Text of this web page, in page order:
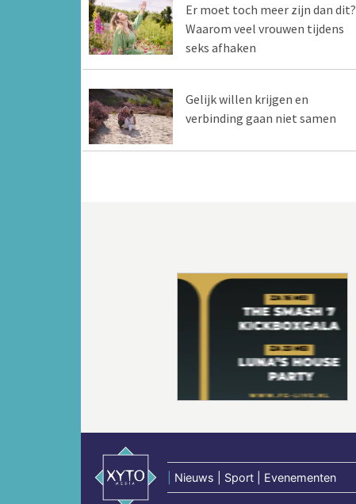
Er moet toch meer zijn dan dit?
Waarom veel vrouwen tijdens
seks afhaken
Gelijk willen krijgen en
verbinding gaan niet samen
Nieuws | Sport | Evenementen